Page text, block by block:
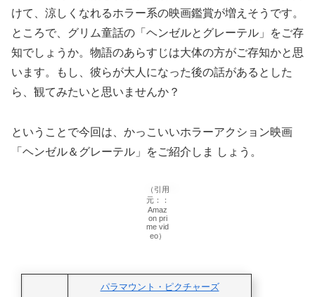
けて、涼しくなれるホラー系の映画鑑賞が増えそうです。
ところで、グリム童話の「ヘンゼルとグレーテル」をご存
知でしょうか。物語のあらすじは⼤体の⽅がご存知かと思
います。もし、彼らが⼤⼈になった後の話があるとした
ら、観てみたいと思いませんか？
ということで今回は、かっこいいホラーアクション映画
「ヘンゼル＆グレーテル」をご紹介しま しょう。
（引用
元：：
Amaz
on pri
me vid
eo）
パラマウント・ピクチャーズ